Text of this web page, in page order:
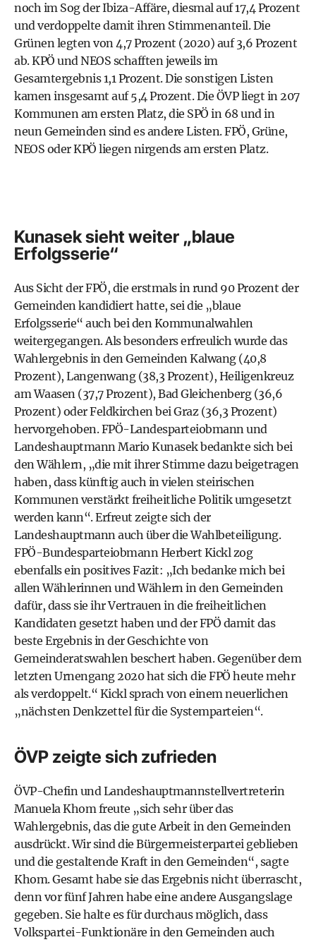
noch im Sog der Ibiza-Affäre, diesmal auf 17,4 Prozent
und verdoppelte damit ihren Stimmenanteil. Die
Grünen legten von 4,7 Prozent (2020) auf 3,6 Prozent
ab. KPÖ und NEOS schafften jeweils im
Gesamtergebnis 1,1 Prozent. Die sonstigen Listen
kamen insgesamt auf 5,4 Prozent. Die ÖVP liegt in 207
Kommunen am ersten Platz, die SPÖ in 68 und in
neun Gemeinden sind es andere Listen. FPÖ, Grüne,
NEOS oder KPÖ liegen nirgends am ersten Platz.
Kunasek sieht weiter „blaue
Erfolgsserie“
Aus Sicht der FPÖ, die erstmals in rund 90 Prozent der
Gemeinden kandidiert hatte, sei die „blaue
Erfolgsserie“ auch bei den Kommunalwahlen
weitergegangen. Als besonders erfreulich wurde das
Wahlergebnis in den Gemeinden Kalwang (40,8
Prozent), Langenwang (38,3 Prozent), Heiligenkreuz
am Waasen (37,7 Prozent), Bad Gleichenberg (36,6
Prozent) oder Feldkirchen bei Graz (36,3 Prozent)
hervorgehoben. FPÖ-Landesparteiobmann und
Landeshauptmann Mario Kunasek bedankte sich bei
den Wählern, „die mit ihrer Stimme dazu beigetragen
haben, dass künftig auch in vielen steirischen
Kommunen verstärkt freiheitliche Politik umgesetzt
werden kann“. Erfreut zeigte sich der
Landeshauptmann auch über die Wahlbeteiligung.
FPÖ-Bundesparteiobmann Herbert Kickl zog
ebenfalls ein positives Fazit: „Ich bedanke mich bei
allen Wählerinnen und Wählern in den Gemeinden
dafür, dass sie ihr Vertrauen in die freiheitlichen
Kandidaten gesetzt haben und der FPÖ damit das
beste Ergebnis in der Geschichte von
Gemeinderatswahlen beschert haben. Gegenüber dem
letzten Urnengang 2020 hat sich die FPÖ heute mehr
als verdoppelt.“ Kickl sprach von einem neuerlichen
„nächsten Denkzettel für die Systemparteien“.
ÖVP zeigte sich zufrieden
ÖVP-Chefin und Landeshauptmannstellvertreterin
Manuela Khom freute „sich sehr über das
Wahlergebnis, das die gute Arbeit in den Gemeinden
ausdrückt. Wir sind die Bürgermeisterpartei geblieben
und die gestaltende Kraft in den Gemeinden“, sagte
Khom. Gesamt habe sie das Ergebnis nicht überrascht,
denn vor fünf Jahren habe eine andere Ausgangslage
gegeben. Sie halte es für durchaus möglich, dass
Volkspartei-Funktionäre in den Gemeinden auch